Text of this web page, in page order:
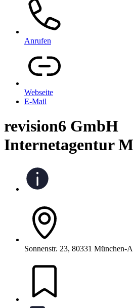
Anrufen
Webseite
E-Mail
revision6 GmbH
Internetagentur
Sonnenstr. 23, 80331 München-